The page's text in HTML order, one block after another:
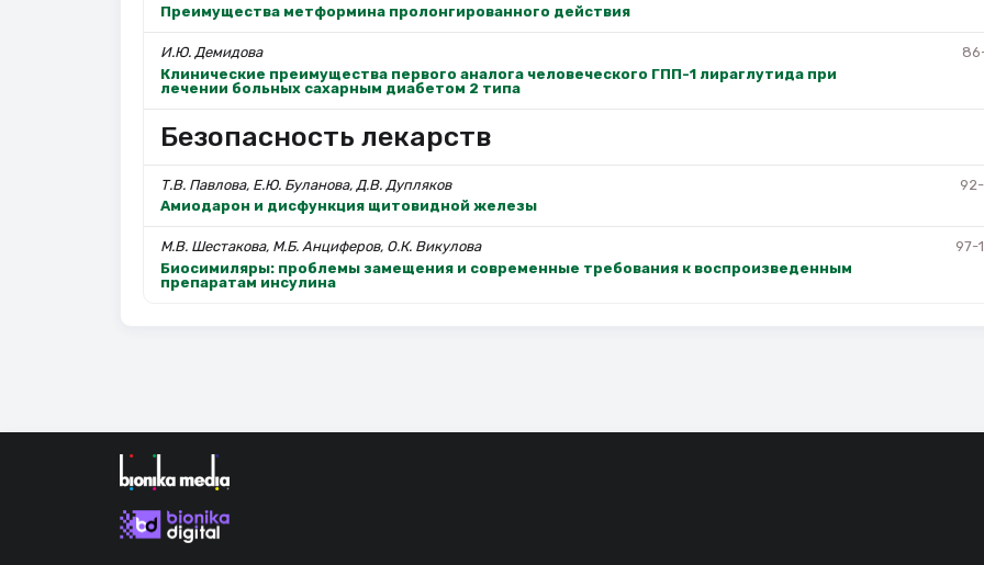
Преимущества метформина пролонгированного действия
И.Ю. Демидова
Клинические преимущества первого аналога человеческого ГПП-1 лираглутида при
лечении больных сахарным диабетом 2 типа
Безопасность лекарств
Т.В. Павлова, Е.Ю. Буланова, Д.В. Дупляков
Амиодарон и дисфункция щитовидной железы
М.В. Шестакова, М.Б. Анциферов, О.К. Викулова
Биосимиляры: проблемы замещения и современные требования к воспроизведенным
препаратам инсулина
97-